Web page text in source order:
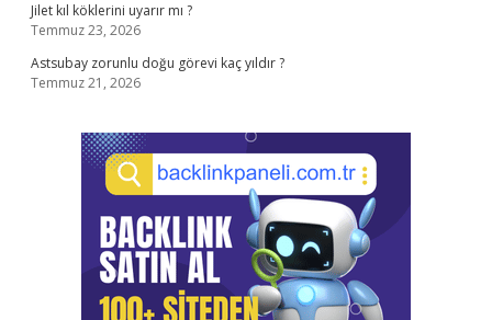
Jilet kıl köklerini uyarır mı ?
Temmuz 23, 2026
Astsubay zorunlu doğu görevi kaç yıldır ?
Temmuz 21, 2026